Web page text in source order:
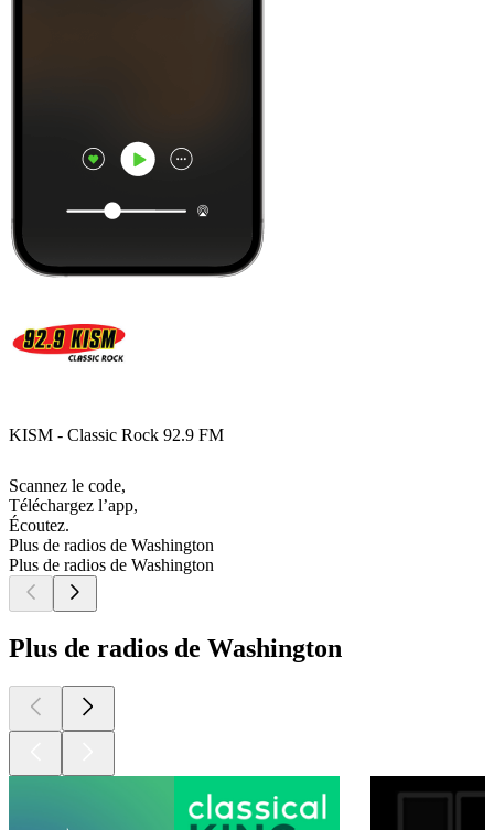
KISM - Classic Rock 92.9 FM
Scannez le code,
Téléchargez l’app,
Écoutez.
Plus de radios de Washington
Plus de radios de Washington
Plus de radios de Washington